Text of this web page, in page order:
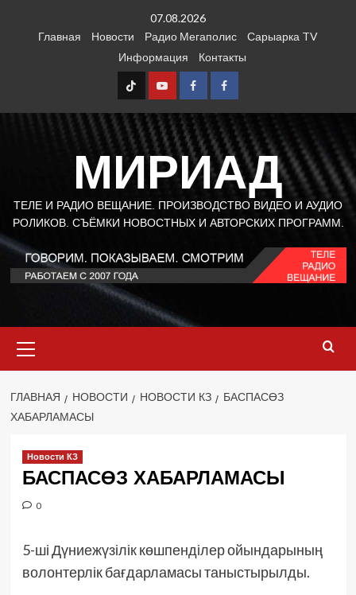
07.08.2026
Главная
Новости Радио Мегаполис
Сарыарка TV
Информация
Контакты
TT Youtube
FB1 FB2
МИРИАД
ТЕЛЕ И РАДИО ВЕЩАНИЕ. ПРОИЗВОДСТВО ВИДЕО И АУДИО
РОЛИКОВ. СЪЁМКИ НОВОСТНЫХ И АВТОРСКИХ ПРОГРАММ.
меню
ГЛАВНАЯ НОВОСТИ НОВОСТИ КЗ
БАСПАСӨЗ
ХАБАРЛАМАСЫ
Новости КЗ
БАСПАСӨЗ ХАБАРЛАМАСЫ
0
5-ші Дүниежүзілік көшпенділер ойындарының
волонтерлік бағдарламасы таныстырылды.